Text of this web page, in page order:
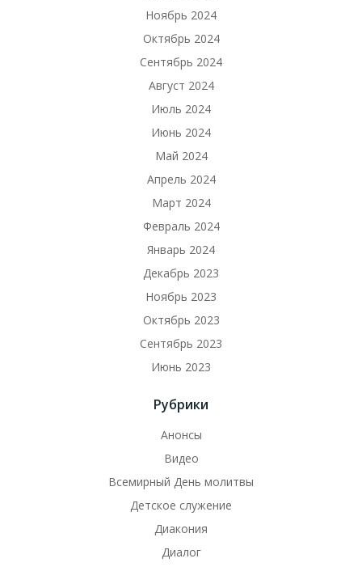
Ноябрь 2024
Октябрь 2024
Сентябрь 2024
Август 2024
Июль 2024
Июнь 2024
Май 2024
Апрель 2024
Март 2024
Февраль 2024
Январь 2024
Декабрь 2023
Ноябрь 2023
Октябрь 2023
Сентябрь 2023
Июнь 2023
Рубрики
Анонсы
Видео
Всемирный День молитвы
Детское служение
Диакония
Диалог